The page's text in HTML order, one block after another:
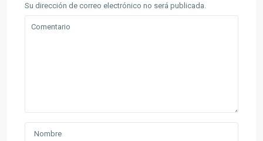
Su dirección de correo electrónico no será publicada.